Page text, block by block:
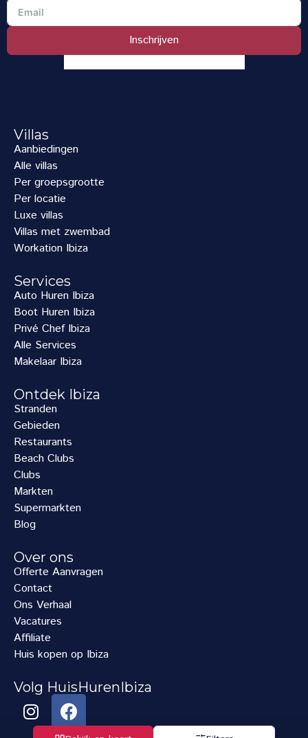
Inschrijven
Villas
Aanbiedingen
Alle villas
Per groepsgrootte
Per locatie
Luxe villas
Villas met zwembad
Workation Ibiza
Services
Auto Huren Ibiza
Boot Huren Ibiza
Privé Chef Ibiza
Alle Services
Makelaar Ibiza
Ontdek Ibiza
Stranden
Gebieden
Restaurants
Beach Clubs
Clubs
Markten
Supermarkten
Blog
Over ons
Offerte Aanvragen
Contact
Ons Verhaal
Vacatures
Affiliate
Huis kopen op Ibiza
Volg HuisHurenIbiza